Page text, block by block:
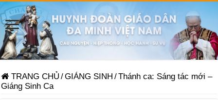
TRANG CHỦ /GIÁNG SINH /Thánh ca: Sáng tác mới –
Giáng Sinh Ca